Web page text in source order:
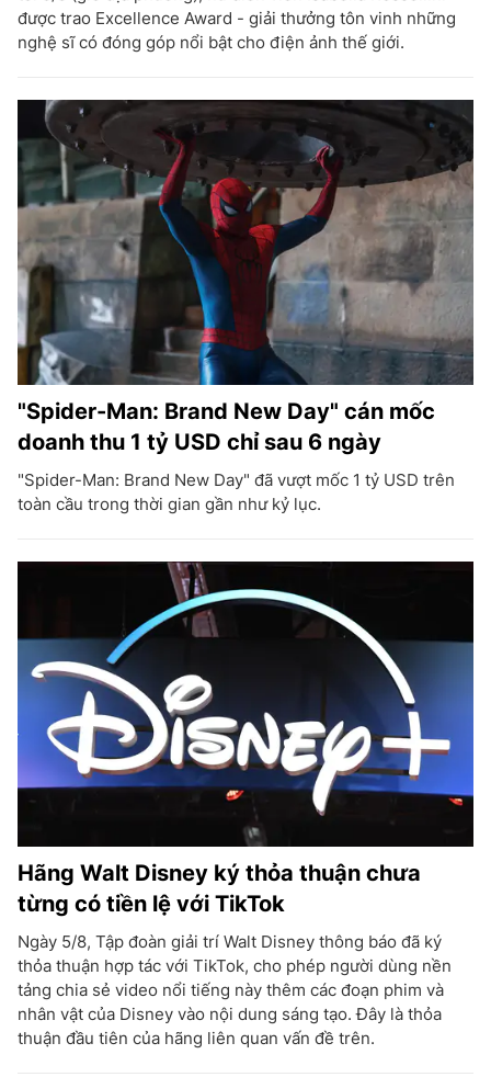
được trao Excellence Award - giải thưởng tôn vinh những
nghệ sĩ có đóng góp nổi bật cho điện ảnh thế giới.
"Spider-Man: Brand New Day" cán mốc
doanh thu 1 tỷ USD chỉ sau 6 ngày
"Spider-Man: Brand New Day" đã vượt mốc 1 tỷ USD trên
toàn cầu trong thời gian gần như kỷ lục.
Hãng Walt Disney ký thỏa thuận chưa
từng có tiền lệ với TikTok
Ngày 5/8, Tập đoàn giải trí Walt Disney thông báo đã ký
thỏa thuận hợp tác với TikTok, cho phép người dùng nền
tảng chia sẻ video nổi tiếng này thêm các đoạn phim và
nhân vật của Disney vào nội dung sáng tạo. Đây là thỏa
thuận đầu tiên của hãng liên quan vấn đề trên.